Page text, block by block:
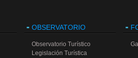
OBSERVATORIO
Observatorio Turístico
Legislación Turística